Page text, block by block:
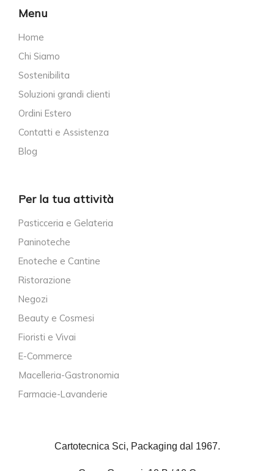
Menu
Home
Chi Siamo
Sostenibilita
Soluzioni grandi clienti
Ordini Estero
Contatti e Assistenza
Blog
Per la tua attività
Pasticceria e Gelateria
Paninoteche
Enoteche e Cantine
Ristorazione
Negozi
Beauty e Cosmesi
Fioristi e Vivai
E-Commerce
Macelleria-Gastronomia
Farmacie-Lavanderie
Cartotecnica Sci, Packaging dal 1967.